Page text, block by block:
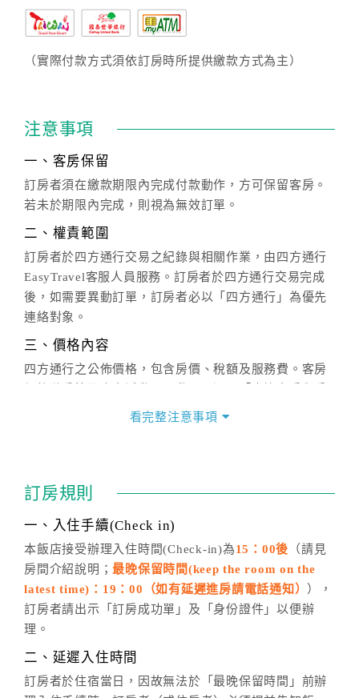
（實際付款方式須依訂房時所提供繳款方式為主）
注意事項
一、客房保留
訂房者須在繳款期限內完成付款動作，方可保留客房。
若未於期限內完成，則視為無效訂單。
二、權責範圍
訂房者於四方通行交易之紀錄與相關作業，由四方通行
EasyTravel客服人員服務。訂房者於四方通行交易完成
後，如需要異動訂單，訂房者必以「四方通行」為優先
連絡對象。
三、價格內容
四方通行之公佈價格，包含房價、稅額及服務費。客房
價」之當日價格為標準。
話方式異動訂單。
※非客服時間之申辦異動，皆為次日計算及辦理。
五、客服時間
週一至週日，上午9:00～晚上6:00
六、聯絡方式
週一至週日：
看完整注意事項
訂房規則
一、入住手續(Check in)
本飯店接受辦理入住時間(Check-in)為15：00後 （請見
房間介紹說明；最晚保留時間(keep the room on the
latest time)：19：00（如有延遲進房請電話通知）
），
訂房者請出示「訂房成功單」及「身份證件」以便辦
理。
二、延遲入住時間
訂房者於住宿當日，因故無法於「最晚保留時間」前辦